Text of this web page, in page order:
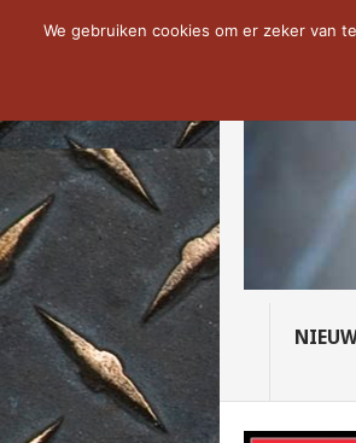
NOW TRENDING:
We gebruiken cookies om er zeker van